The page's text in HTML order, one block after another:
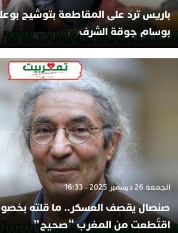
باريس ترد على المقاطعة بتوشيح
بوسام جوقة الشرف
الجمعة 26 ديسمبر 2025 - 16:33
صنصال يقصف العسكر.. ما قلته
اقتُطعت من المغرب “صحيح”